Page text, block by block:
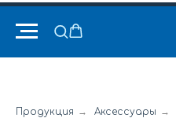
Продукция → Аксессуары →